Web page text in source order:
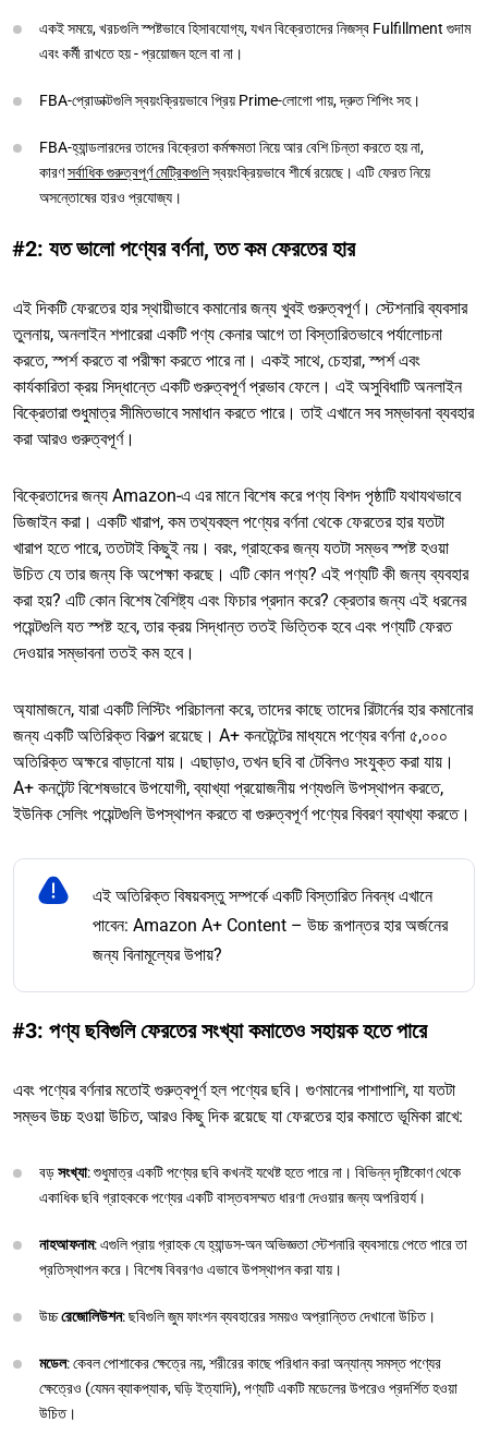
একই সময়ে, খরচগুলি স্পষ্টভাবে হিসাবযোগ্য, যখন বিক্রেতাদের নিজস্ব Fulfillment গুদাম
এবং কর্মী রাখতে হয় - প্রয়োজন হলে বা না।
FBA-প্রোডাক্টগুলি স্বয়ংক্রিয়ভাবে প্রিয় Prime-লোগো পায়, দ্রুত শিপিং সহ।
FBA-হ্যান্ডলারদের তাদের বিক্রেতা কর্মক্ষমতা নিয়ে আর বেশি চিন্তা করতে হয় না,
কারণসর্বাধিক গুরুত্বপূর্ণ মেট্রিকগুলিস্বয়ংক্রিয়ভাবে শীর্ষে রয়েছে। এটি ফেরত নিয়ে
অসন্তোষের হারও প্রযোজ্য।
#2: যত ভালো পণ্যের বর্ণনা, তত কম ফেরতের হার
এই দিকটি ফেরতের হার স্থায়ীভাবে কমানোর জন্য খুবই গুরুত্বপূর্ণ। স্টেশনারি ব্যবসার
তুলনায়, অনলাইন শপারেরা একটি পণ্য কেনার আগে তা বিস্তারিতভাবে পর্যালোচনা
করতে, স্পর্শ করতে বা পরীক্ষা করতে পারে না। একই সাথে, চেহারা, স্পর্শ এবং
কার্যকারিতা ক্রয় সিদ্ধান্তে একটি গুরুত্বপূর্ণ প্রভাব ফেলে। এই অসুবিধাটি অনলাইন
বিক্রেতারা শুধুমাত্র সীমিতভাবে সমাধান করতে পারে। তাই এখানে সব সম্ভাবনা ব্যবহার
করা আরও গুরুত্বপূর্ণ।
বিক্রেতাদের জন্য Amazon-এ এর মানে বিশেষ করে পণ্য বিশদ পৃষ্ঠাটি যথাযথভাবে
ডিজাইন করা। একটি খারাপ, কম তথ্যবহুল পণ্যের বর্ণনা থেকে ফেরতের হার যতটা
খারাপ হতে পারে, ততটাই কিছুই নয়। বরং, গ্রাহকের জন্য যতটা সম্ভব স্পষ্ট হওয়া
উচিত যে তার জন্য কি অপেক্ষা করছে। এটি কোন পণ্য? এই পণ্যটি কী জন্য ব্যবহার
করা হয়? এটি কোন বিশেষ বৈশিষ্ট্য এবং ফিচার প্রদান করে? ক্রেতার জন্য এই ধরনের
পয়েন্টগুলি যত স্পষ্ট হবে, তার ক্রয় সিদ্ধান্ত ততই ভিত্তিক হবে এবং পণ্যটি ফেরত
দেওয়ার সম্ভাবনা ততই কম হবে।
অ্যামাজনে, যারা একটি লিস্টিং পরিচালনা করে, তাদের কাছে তাদের রিটার্নের হার কমানোর
জন্য একটি অতিরিক্ত বিকল্প রয়েছে। A+ কনটেন্টের মাধ্যমে পণ্যের বর্ণনা ৫,০০০
অতিরিক্ত অক্ষরে বাড়ানো যায়। এছাড়াও, তখন ছবি বা টেবিলও সংযুক্ত করা যায়।
A+ কনটেন্ট বিশেষভাবে উপযোগী, ব্যাখ্যা প্রয়োজনীয় পণ্যগুলি উপস্থাপন করতে,
ইউনিক সেলিং পয়েন্টগুলি উপস্থাপন করতে বা গুরুত্বপূর্ণ পণ্যের বিবরণ ব্যাখ্যা করতে।
এই অতিরিক্ত বিষয়বস্তু সম্পর্কে একটি বিস্তারিত নিবন্ধ এখানে
পাবেন: Amazon A+ Content – উচ্চ রূপান্তর হার অর্জনের
জন্য বিনামূল্যের উপায়?
#3: পণ্য ছবিগুলি ফেরতের সংখ্যা কমাতেও সহায়ক হতে পারে
এবং পণ্যের বর্ণনার মতোই গুরুত্বপূর্ণ হল পণ্যের ছবি। গুণমানের পাশাপাশি, যা যতটা
সম্ভব উচ্চ হওয়া উচিত, আরও কিছু দিক রয়েছে যা ফেরতের হার কমাতে ভূমিকা রাখে:
বড়সংখ্যা: শুধুমাত্র একটি পণ্যের ছবি কখনই যথেষ্ট হতে পারে না। বিভিন্ন দৃষ্টিকোণ থেকে
একাধিক ছবি গ্রাহককে পণ্যের একটি বাস্তবসম্মত ধারণা দেওয়ার জন্য অপরিহার্য।
নাহআফনাম: এগুলি প্রায় গ্রাহক যে হ্যান্ডস-অন অভিজ্ঞতা স্টেশনারি ব্যবসায়ে পেতে পারে তা
প্রতিস্থাপন করে। বিশেষ বিবরণও এভাবে উপস্থাপন করা যায়।
উচ্চরেজোলিউশন: ছবিগুলি জুম ফাংশন ব্যবহারের সময়ও অপ্রান্তিত দেখানো উচিত।
মডেল: কেবল পোশাকের ক্ষেত্রে নয়, শরীরের কাছে পরিধান করা অন্যান্য সমস্ত পণ্যের
ক্ষেত্রেও (যেমন ব্যাকপ্যাক, ঘড়ি ইত্যাদি), পণ্যটি একটি মডেলের উপরেও প্রদর্শিত হওয়া
উচিত।